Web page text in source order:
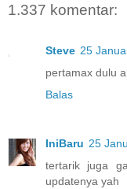
1.337 komentar:
Steve 25
pertamax dulu
Balas
IniBaru 25
tertarik juga
updatenya yah